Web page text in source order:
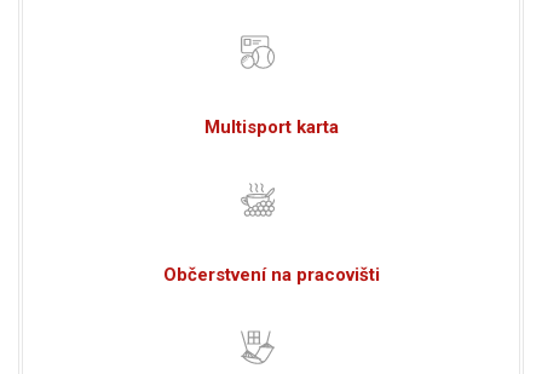
Multisport karta
Občerstvení na pracovišti